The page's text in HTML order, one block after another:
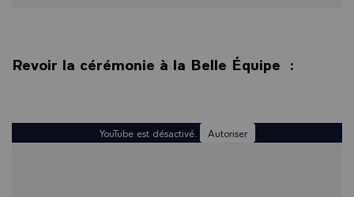
Revoir la cérémonie à la Belle Équipe :
YouTube est désactivé. Autoriser